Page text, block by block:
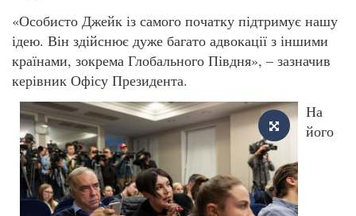
«Особисто Джейк із самого початку підтримує нашу
ідею. Він здійснює дуже багато адвокації з іншими
країнами, зокрема Глобального Півдня», – зазначив
керівник Офісу Президента.
На
його